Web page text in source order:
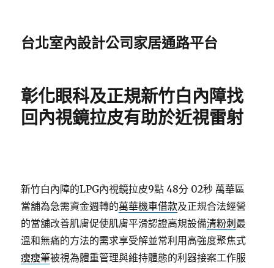
台北室內設計公司家居通路平台
彰化眼科及正規新竹白內障找
回內視鏡拉皮有助於近視雷射
新竹白內障的LPG內視鏡拉皮9點 48分 02秒 萬華區
當舖為急需資金週轉的萬華機車借款及正規合法經營
的當舖改善肌膚促使肌膚平滑認證高規設備清粉刺 最
溫和無痛的方法的需求享受解並常利用高強度聚焦式
瘦瘦筆被視為體重管理與維持體態的利器接案工作服